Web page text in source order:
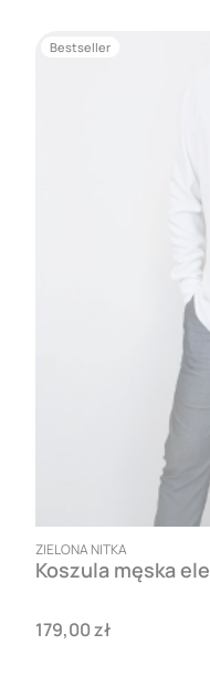
Bestseller
PRODUCENT
ZIELONA NITKA
Cena
179,00 zł